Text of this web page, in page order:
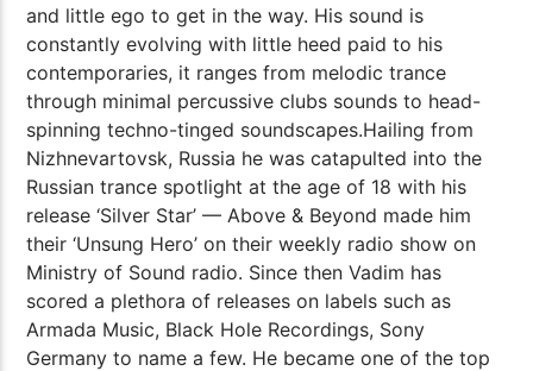
and little ego to get in the way. His sound is
constantly evolving with little heed paid to his
contemporaries, it ranges from melodic trance
through minimal percussive clubs sounds to head-
spinning techno-tinged soundscapes.Hailing from
Nizhnevartovsk, Russia he was catapulted into the
Russian trance spotlight at the age of 18 with his
release ‘Silver Star’ — Above & Beyond made him
their ‘Unsung Hero’ on their weekly radio show on
Ministry of Sound radio. Since then Vadim has
scored a plethora of releases on labels such as
Armada Music, Black Hole Recordings, Sony
Germany to name a few. He became one of the top